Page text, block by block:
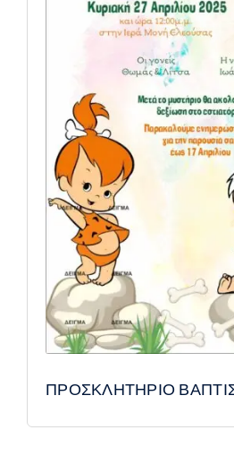
ΠΡΟΣΚΛΗΤΗΡΙΟ